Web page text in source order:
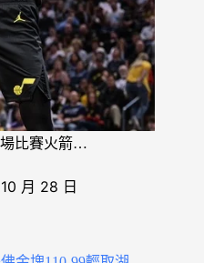
場比賽火箭…
月 28 日